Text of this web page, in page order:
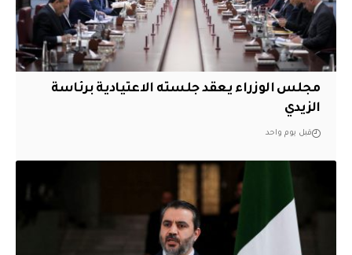
مجلس الوزراء يعقد جلسته الاعتيادية برئاسة
الزيدي
قبل يوم واحد